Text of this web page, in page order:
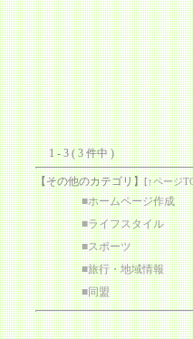
1 - 3 ( 3 件中 )
【その他のカテゴリ】[↑ページ
■ホームページ作成
■ライフスタイル
■スポーツ
■旅行・地域情報
■同盟